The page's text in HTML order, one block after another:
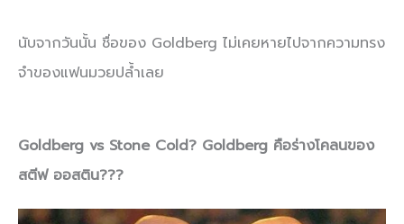
นับจากวันนั้น ชื่อของ Goldberg ไม่เคยหายไปจากความทรง
จำของแฟนมวยปล้ำเลย
Goldberg vs Stone Cold? Goldberg คือร่างโคลนของ
สตีฟ ออสติน???